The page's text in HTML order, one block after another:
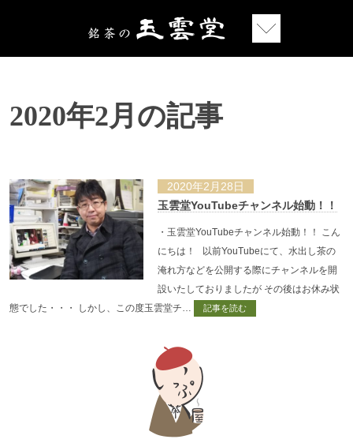
2020年2月の記事
2020年2月28日
玉雲堂YouTubeチャンネル始動！！
・玉雲堂YouTubeチャンネル始動！！ こん
にちは！ 以前YouTubeにて、水出し茶の
淹れ方などを公開する際にチャンネルを開
設いたしておりましたが その後はお休み状
態でした・・・ しかし、この度玉雲堂チ…
記事を読む